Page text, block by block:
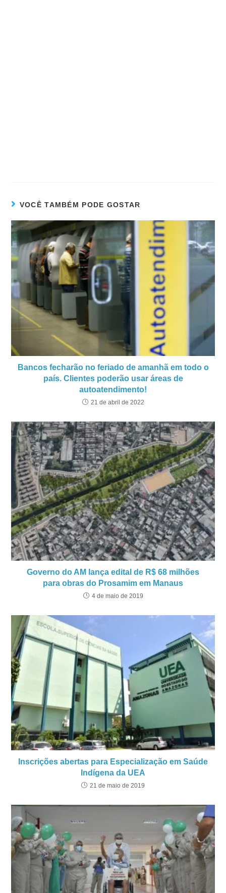
VOCÊ TAMBÉM PODE GOSTAR
Bancos fecharão no feriado de amanhã em todo o
país. Clientes poderão usar áreas de
autoatendimento!
21 de abril de 2022
Governo do AM lança edital de R$ 68 milhões
para obras do Prosamim em Manaus
4 de maio de 2019
Inscrições abertas para Especialização em Saúde
Indígena da UEA
21 de maio de 2019